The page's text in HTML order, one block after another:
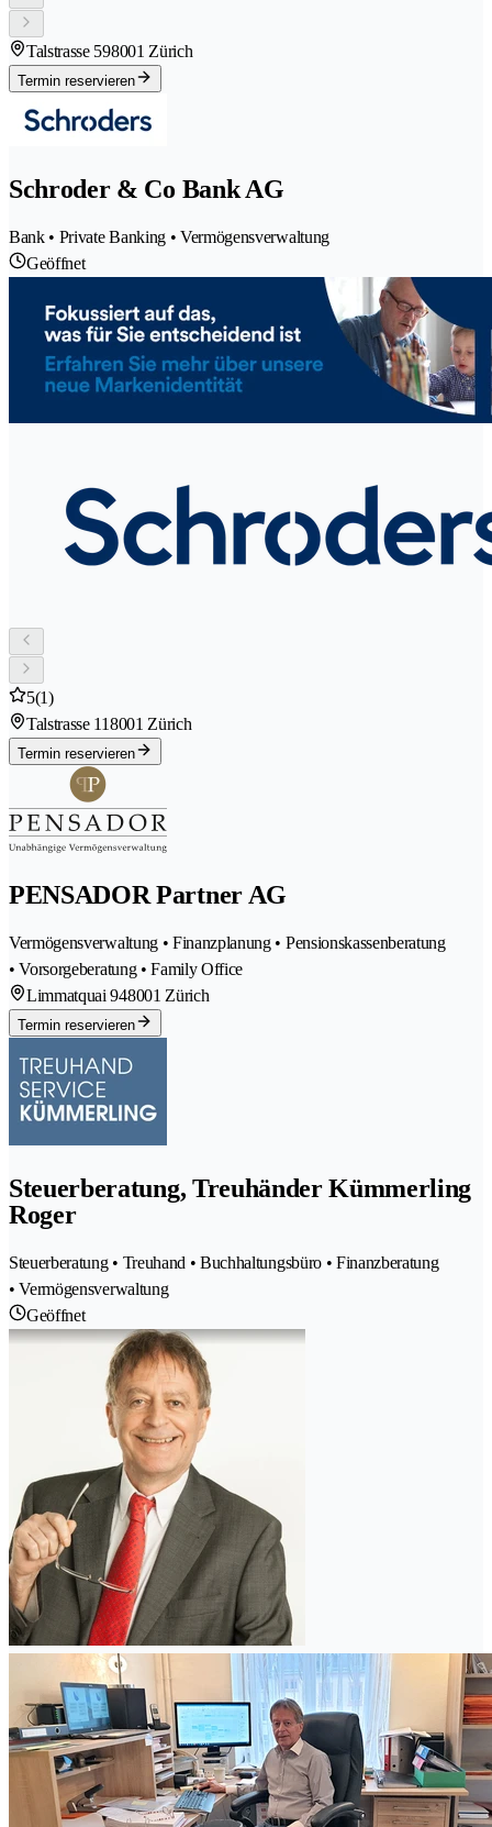
Talstrasse 598001 Zürich
Termin reservieren
Schroder & Co Bank AG
Bank • Private Banking • Vermögensverwaltung
Geöffnet
5(1)
Talstrasse 118001 Zürich
Termin reservieren
PENSADOR Partner AG
Vermögensverwaltung • Finanzplanung • Pensionskassenberatung
• Vorsorgeberatung • Family Office
Limmatquai 948001 Zürich
Termin reservieren
Steuerberatung, Treuhänder Kümmerling
Roger
Steuerberatung • Treuhand • Buchhaltungsbüro • Finanzberatung
• Vermögensverwaltung
Geöffnet